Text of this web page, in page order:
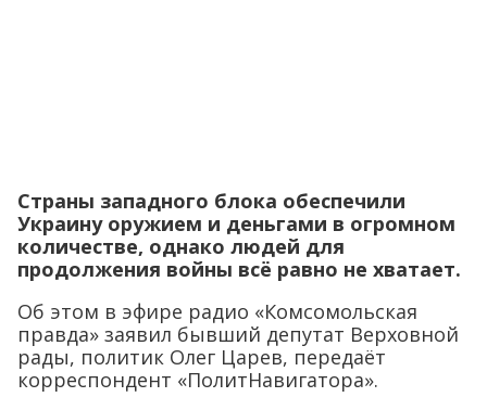
Страны западного блока обеспечили
Украину оружием и деньгами в огромном
количестве, однако людей для
продолжения войны всё равно не хватает.
Об этом в эфире радио «Комсомольская
правда» заявил бывший депутат Верховной
рады, политик Олег Царев, передаёт
корреспондент «ПолитНавигатора».